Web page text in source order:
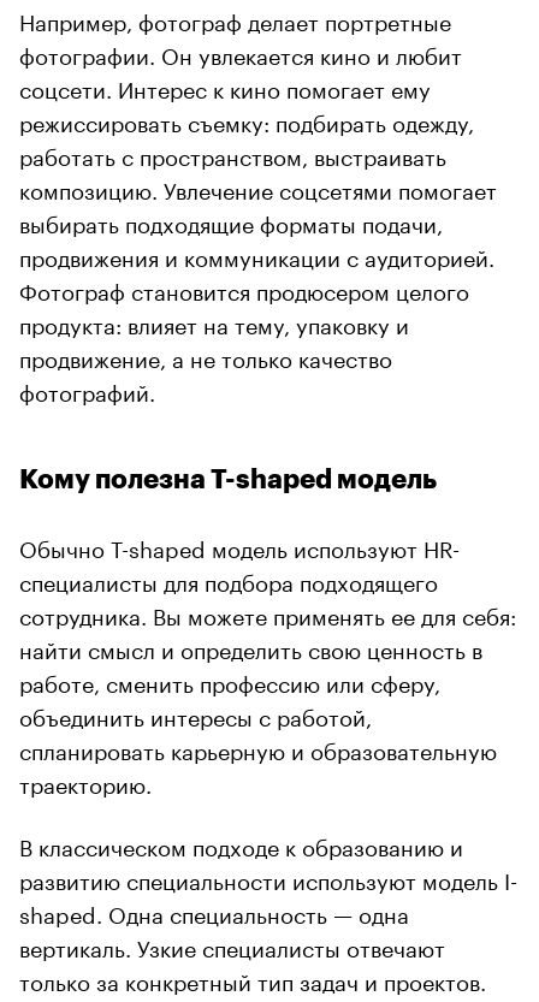
Например, фотограф делает портретные
фотографии. Он увлекается кино и любит
соцсети. Интерес к кино помогает ему
режиссировать съемку: подбирать одежду,
работать с пространством, выстраивать
композицию. Увлечение соцсетями помогает
выбирать подходящие форматы подачи,
продвижения и коммуникации с аудиторией.
Фотограф становится продюсером целого
продукта: влияет на тему, упаковку и
продвижение, а не только качество
фотографий.
Кому полезна T-shaped модель
Обычно T-shaped модель используют HR-
специалисты для подбора подходящего
сотрудника. Вы можете применять ее для себя:
найти смысл и определить свою ценность в
работе, сменить профессию или сферу,
объединить интересы с работой,
спланировать карьерную и образовательную
траекторию.
В классическом подходе к образованию и
развитию специальности используют модель I-
shaped. Одна специальность — одна
вертикаль. Узкие специалисты отвечают
только за конкретный тип задач и проектов.